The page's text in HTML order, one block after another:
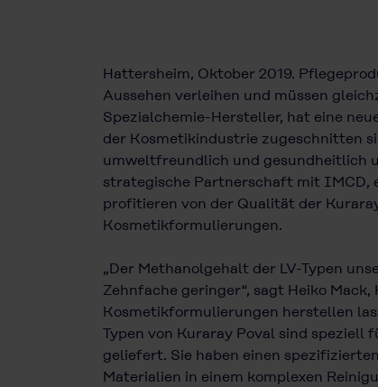
Hattersheim, Oktober 2019.
Aussehen verleihen und müssen
Spezialchemie-Hersteller, hat eine
der Kosmetikindustrie zugeschnitten
umweltfreundlich und gesundheitlich
strategische Partnerschaft mit IMCD,
profitieren von der Qualität der
Kosmetikformulierungen.
„Der Methanolgehalt der LV-Typen
Zehnfache geringer“, sagt Heiko
Kosmetikformulierungen herstellen
Typen von Kuraray Poval sind
geliefert. Sie haben einen
Materialien in einem komplexen